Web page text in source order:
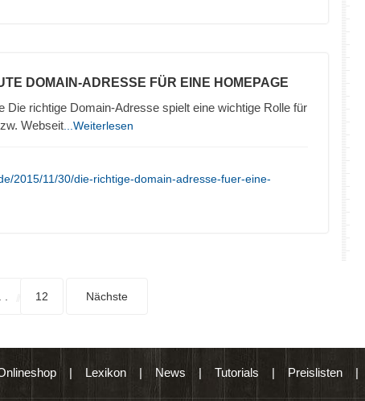
DOMAIN-ADRESSE FÜR EINE HOMEPAGE
Die richtige Domain-Adresse spielt eine wichtige Rolle für
Webseit ...Weiterlesen
2015/11/30/die-richtige-domain-adresse-fuer-eine-
12 Nächste
| Lexikon| News | Tutorials | Preislisten|